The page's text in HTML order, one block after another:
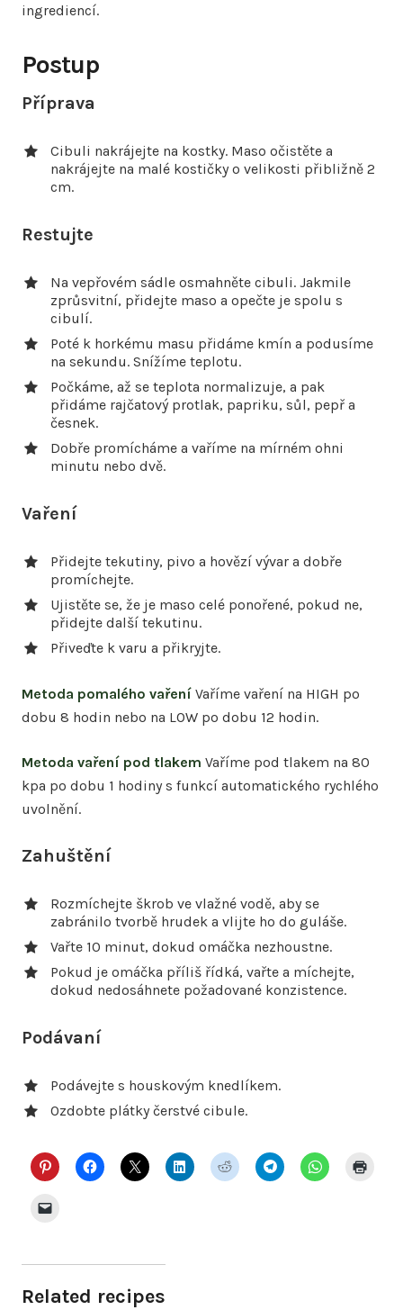
ingrediencí.
Postup
Příprava
Cibuli nakrájejte na kostky. Maso očistěte a
nakrájejte na malé kostičky o velikosti přibližně 2
cm.
Restujte
Na vepřovém sádle osmahněte cibuli. Jakmile
zprůsvitní, přidejte maso a opečte je spolu s
cibulí.
Poté k horkému masu přidáme kmín a podusíme
na sekundu. Snížíme teplotu.
Počkáme, až se teplota normalizuje, a pak
přidáme rajčatový protlak, papriku, sůl, pepř a
česnek.
Dobře promícháme a vaříme na mírném ohni
minutu nebo dvě.
Vaření
Přidejte tekutiny, pivo a hovězí vývar a dobře
promíchejte.
Ujistěte se, že je maso celé ponořené, pokud ne,
přidejte další tekutinu.
Přiveďte k varu a přikryjte.
Metoda pomalého vaření Vaříme vaření na HIGH po
dobu 8 hodin nebo na LOW po dobu 12 hodin.
Metoda vaření pod tlakem Vaříme pod tlakem na 80
kpa po dobu 1 hodiny s funkcí automatického rychlého
uvolnění.
Zahuštění
Rozmíchejte škrob ve vlažné vodě, aby se
zabránilo tvorbě hrudek a vlijte ho do guláše.
Vařte 10 minut, dokud omáčka nezhoustne.
Pokud je omáčka příliš řídká, vařte a míchejte,
dokud nedosáhnete požadované konzistence.
Podávaní
Podávejte s houskovým knedlíkem.
Ozdobte plátky čerstvé cibule.
Related recipes